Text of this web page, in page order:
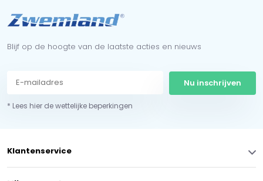
Blijf op de hoogte van de laatste acties en nieuws
Nu inschrijven
* Lees hier de wettelijke beperkingen
Klantenservice